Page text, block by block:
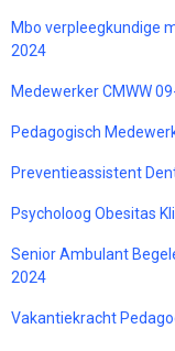
Mbo verpleegkundige
2024
Medewerker CMWW
Pedagogisch
Preventieassistent
Psycholoog Obesitas
Senior Ambulant
2024
Vakantiekracht